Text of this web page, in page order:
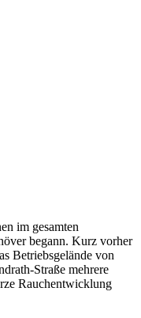
im gesamten
begann. Kurz vorher
Betriebsgelände von
Straße mehrere
Rauchentwicklung